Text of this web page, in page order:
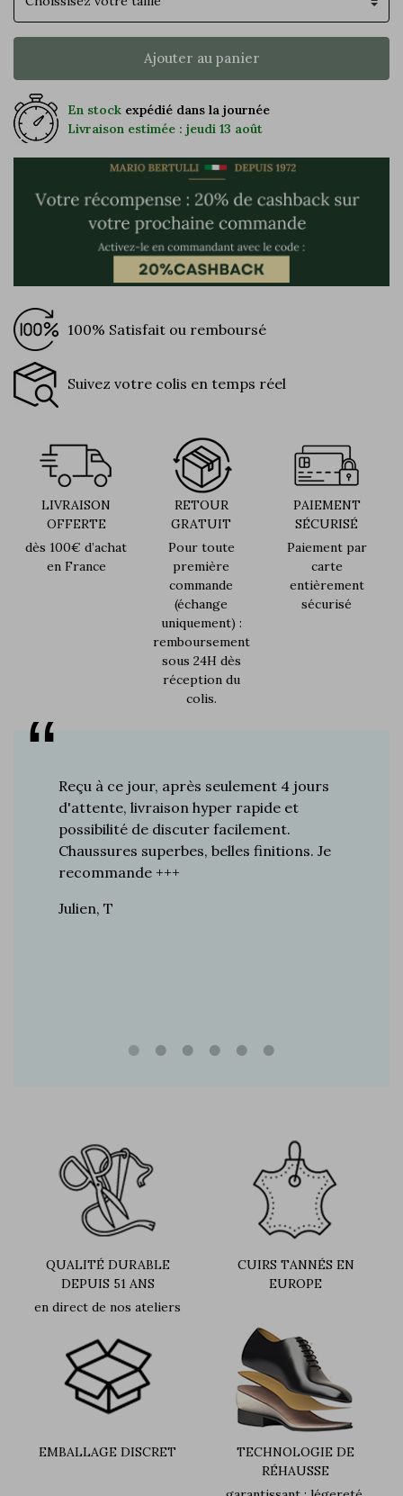
Ajouter au panier
En stock expédié dans la journée
Livraison estimée : jeudi 13 août
100% Satisfait ou remboursé
Suivez votre colis en temps réel
LIVRAISON
OFFERTE
dès 100€ d’achat
en France
RETOUR
GRATUIT
Pour toute
première
commande
(échange
uniquement) :
remboursement
sous 24H dès
réception du
colis.
PAIEMENT
SÉCURISÉ
Paiement par
carte
entièrement
sécurisé
Reçu à ce jour, après seulement 4 jours
d'attente, livraison hyper rapide et
possibilité de discuter facilement.
Chaussures superbes, belles finitions. Je
recommande +++
Julien, T
QUALITÉ DURABLE
DEPUIS 51 ANS
en direct de nos ateliers
CUIRS TANNÉS EN
EUROPE
EMBALLAGE DISCRET
TECHNOLOGIE DE
RÉHAUSSE